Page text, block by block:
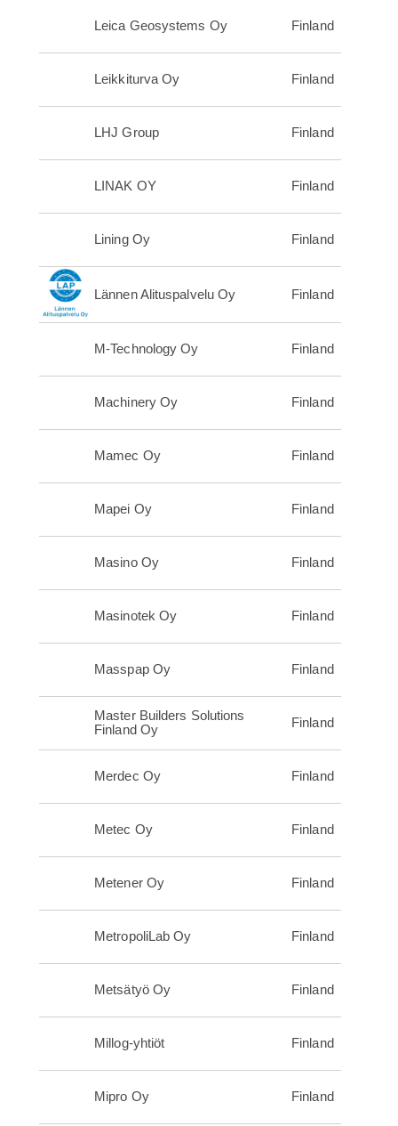
Leica Geosystems Oy Finland
Leikkiturva Oy Finland
LHJ Group Finland
LINAK OY Finland
Lining Oy Finland
Lännen Alituspalvelu Oy Finland
M-Technology Oy Finland
Machinery Oy Finland
Mamec Oy Finland
Mapei Oy Finland
Masino Oy Finland
Masinotek Oy Finland
Masspap Oy Finland
Master Builders Solutions
Finland Oy
Finland
Merdec Oy Finland
Metec Oy Finland
Metener Oy Finland
MetropoliLab Oy Finland
Metsätyö Oy Finland
Millog-yhtiöt Finland
Mipro Oy Finland